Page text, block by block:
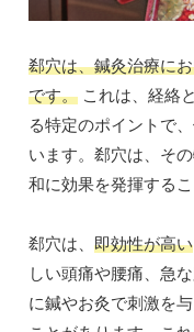
郄穴は、鍼灸治療に
です。 これは、経絡
る特定のポイントで
います。郄穴は、そ
和に効果を発揮する
郄穴は、 即効性が高い
しい頭痛や腰痛、急
に鍼やお灸で刺激を